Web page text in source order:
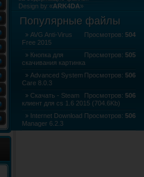
Design by «ARK4DA»
Популярные файлы
Просмотров: 504
AVG Anti-Virus
Free 2015
Просмотров: 505
Кнопка для
скачивания картинка
Просмотров: 506
Advanced System
Care 8.0.3
Просмотров: 506
Скачать - Steam
клиент для cs 1.6 2015 (704.6Kb)
Просмотров: 506
Internet Download
Manager 6.2.3